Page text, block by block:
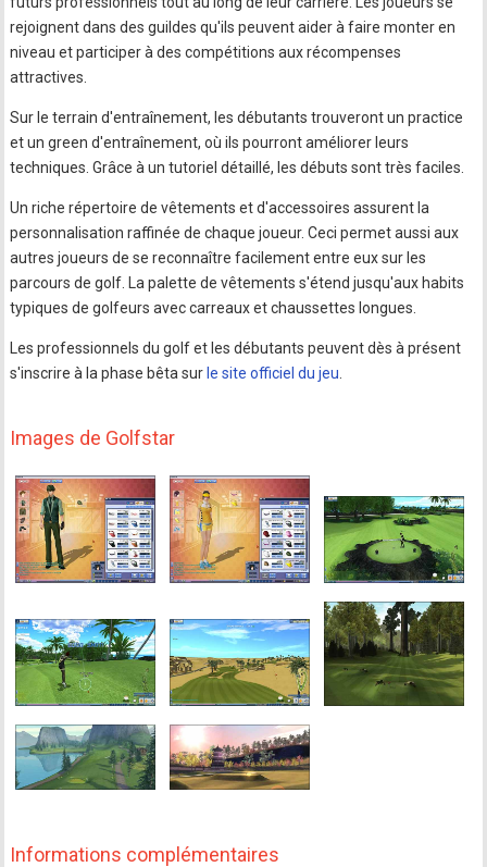
rejoignent dans des guildes qu'ils peuvent aider à faire monter en
niveau et participer à des compétitions aux récompenses
attractives.
Sur le terrain d'entraînement, les débutants trouveront un practice
et un green d'entraînement, où ils pourront améliorer leurs
techniques. Grâce à un tutoriel détaillé, les débuts sont très faciles.
Un riche répertoire de vêtements et d'accessoires assurent la
personnalisation raffinée de chaque joueur. Ceci permet aussi aux
autres joueurs de se reconnaître facilement entre eux sur les
parcours de golf. La palette de vêtements s'étend jusqu'aux habits
typiques de golfeurs avec carreaux et chaussettes longues.
Les professionnels du golf et les débutants peuvent dès à présent
s'inscrire à la phase bêta sur le site officiel du jeu
Images de Golfstar
Informations complémentaires